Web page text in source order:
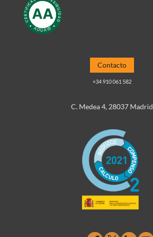
Contacto
+34 910 061 582
C. Medea 4, 28037 Madrid